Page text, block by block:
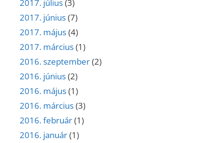
2017. július(3)
2017. június(7)
2017. május(4)
2017. március(1)
2016. szeptember(2)
2016. június(2)
2016. május(1)
2016. március(3)
2016. február(1)
2016. január(1)